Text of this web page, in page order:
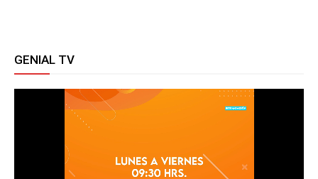
GENIAL TV